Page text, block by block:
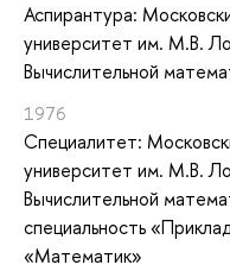
Аспирантура:
университет им. М.В.
Вычислительной
1976
Специалитет:
университет им. М.В.
Вычислительной
специальность
«Математик»